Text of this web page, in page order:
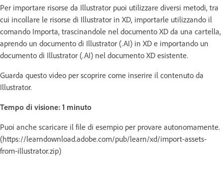
Per importare risorse da Illustrator puoi utilizzare diversi metodi, tra
cui incollare le risorse di Illustrator in XD, importarle utilizzando il
comando Importa, trascinandole nel documento XD da una cartella,
aprendo un documento di Illustrator (.AI) in XD e importando un
documento di Illustrator (.AI) nel documento XD esistente.
Guarda questo video per scoprire come inserire il contenuto da
Illustrator.
Tempo di visione: 1 minuto
Puoi anche scaricare il file di esempio per provare autonomamente.
(https://learndownload.adobe.com/pub/learn/xd/import-assets-
from-illustrator.zip)